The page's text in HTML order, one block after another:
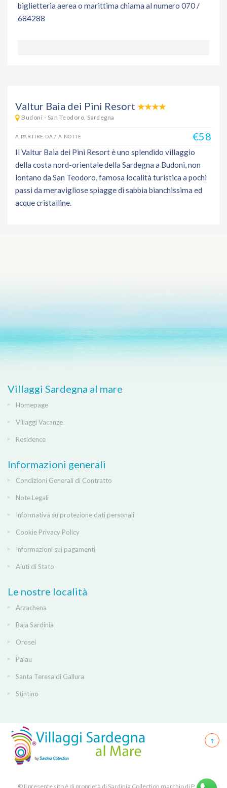
biglietteria aerea o marittima chiama al numero 070 /
684288
Valtur Baia dei Pini Resort
Budoni - San Teodoro, Sardegna
A PARTIRE DA / A NOTTE €58
Il Valtur Baia dei Pini Resort è uno splendido villaggio
della costa nord-orientale della Sardegna a Budoni, non
lontano da San Teodoro, famosa località turistica a pochi
passi da meravigliose spiagge di sabbia bianchissima ed
acque cristalline.
Villaggi Sardegna al mare
Homepage
Villaggi Vacanze
Residence
Informazioni generali
Condizioni Generali di Contratto
Note Legali
Informativa su protezione dati personali
Cookie Privacy Policy
Informazioni sui pagamenti
Aiuti di Stato
Le nostre località
Arzachena
Baja Sardinia
Orosei
Palau
Santa Teresa di Gallura
Stintino
© Il presente sito è di proprietà di Sardinia Collection marchio di PICK